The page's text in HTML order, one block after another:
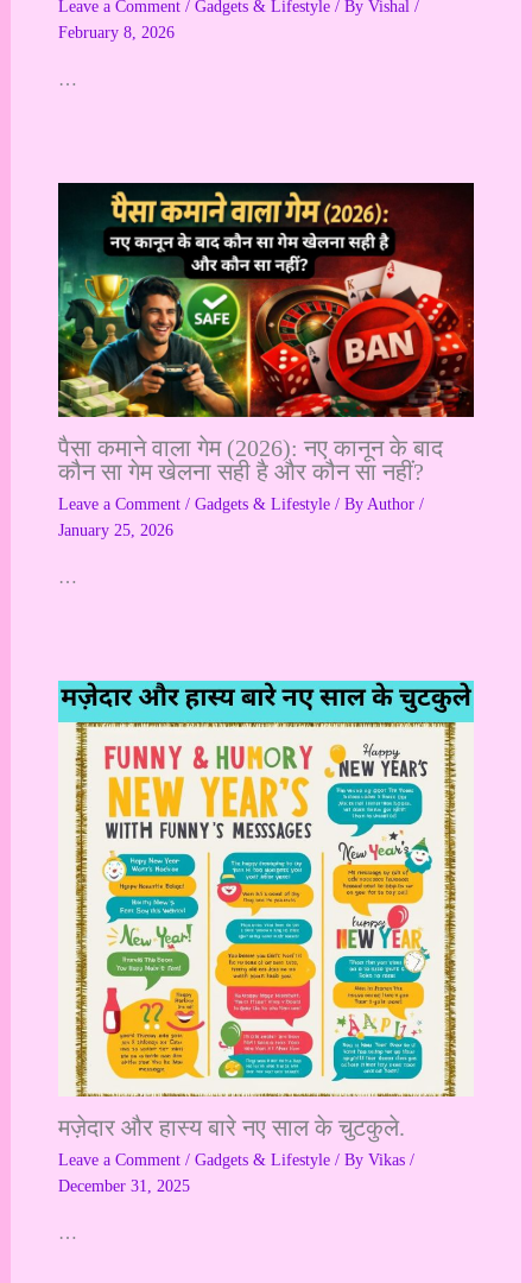
Leave a Comment / Gadgets & Lifestyle/ By Vishal /
February 8, 2026
…
पैसा कमाने वाला गेम (2026): नए कानून के बाद
कौन सा गेम खेलना सही है और कौन सा नहीं?
Leave a Comment / Gadgets & Lifestyle/ By Author /
January 25, 2026
…
मज़ेदार और हास्य बारे नए साल के चुटकुले.
Leave a Comment / Gadgets & Lifestyle/ By Vikas /
December 31, 2025
…